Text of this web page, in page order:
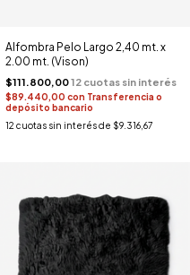
Alfombra Pelo Largo 2,40 mt. x
2.00 mt. (Vison)
$111.800,00
$89.440,00 con Transferencia o
depósito bancario
12 cuotas sin interés de $9.316,67